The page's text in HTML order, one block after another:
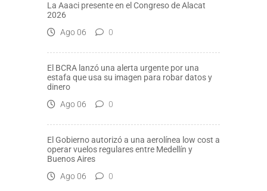
La Aaaci presente en el Congreso de Alacat
2026
Ago 06
0
El BCRA lanzó una alerta urgente por una
estafa que usa su imagen para robar datos y
dinero
Ago 06
0
El Gobierno autorizó a una aerolínea low cost a
operar vuelos regulares entre Medellín y
Buenos Aires
Ago 06
0